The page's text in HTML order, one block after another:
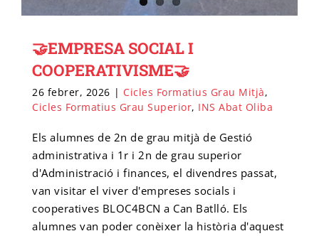
🤝EMPRESA SOCIAL I
COOPERATIVISME🤝
26 febrer, 2026 | Cicles Formatius Grau Mitjà,
Cicles Formatius Grau Superior, INS Abat Oliba
Els alumnes de 2n de grau mitjà de Gestió
administrativa i 1r i 2n de grau superior
d'Administració i finances, el divendres passat,
van visitar el viver d'empreses socials i
cooperatives BLOC4BCN a Can Batlló. Els
alumnes van poder conèixer la història d'aquest